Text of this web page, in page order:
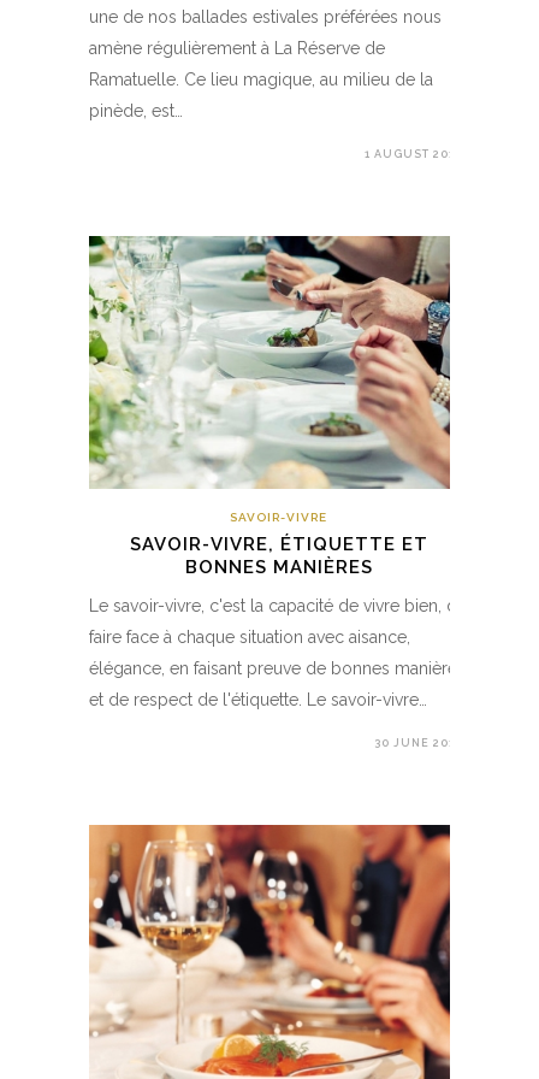
une de nos ballades estivales préférées nous
amène régulièrement à La Réserve de
Ramatuelle. Ce lieu magique, au milieu de la
pinède, est…
1 AUGUST 2017
SAVOIR-VIVRE
SAVOIR-VIVRE, ÉTIQUETTE ET
BONNES MANIÈRES
Le savoir-vivre, c'est la capacité de vivre bien, de
faire face à chaque situation avec aisance,
élégance, en faisant preuve de bonnes manières
et de respect de l'étiquette. Le savoir-vivre…
30 JUNE 2017